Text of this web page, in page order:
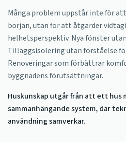
Många problem uppstår inte för
början, utan för att åtgärder
helhetsperspektiv. Nya fönster
Tilläggsisolering utan förståelse
Renoveringar som förbättrar
byggnadens förutsättningar.
Huskunskap utgår från att ett hus
sammanhängande system, där
användning samverkar.